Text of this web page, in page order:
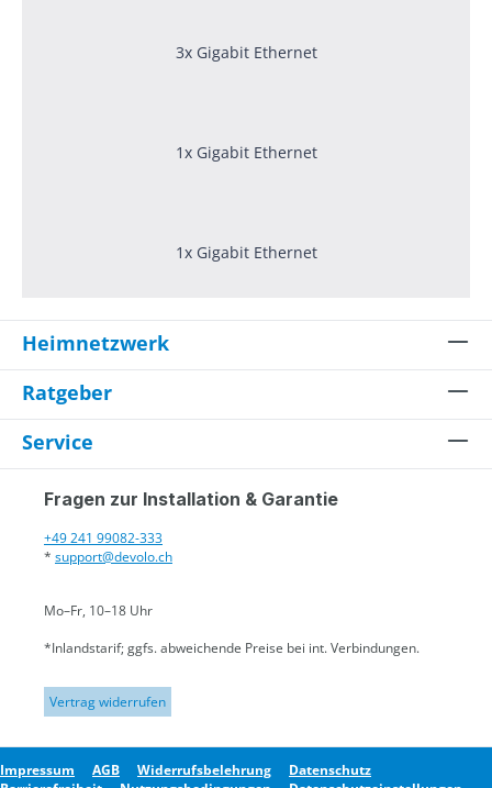
3x Gigabit Ethernet
1x Gigabit Ethernet
1x Gigabit Ethernet
Heimnetzwerk
Ratgeber
Service
Fragen zur Installation & Garantie
+49 241 99082-333
* support@devolo.ch
Mo–Fr, 10–18 Uhr
*Inlandstarif; ggfs. abweichende Preise bei int. Verbindungen.
Vertrag widerrufen
Impressum AGB Widerrufsbelehrung
Datenschutz